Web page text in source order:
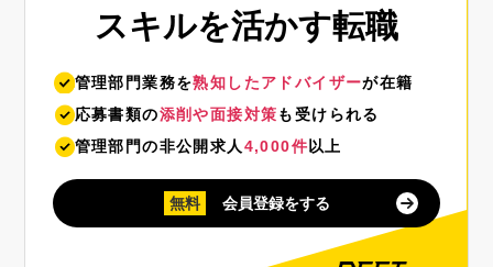
スキルを活かす転職
管理部門業務を熟知したアドバイザーが在籍
応募書類の添削や面接対策も受けられる
管理部門の非公開求人 4,000件 以上
無料 会員登録をする